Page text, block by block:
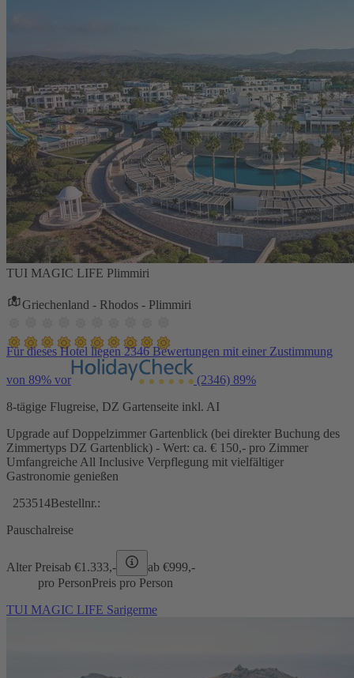
TUI MAGIC LIFE Plimmiri
Griechenland - Rhodos - Plimmiri
Für dieses Hotel liegen 2346 Bewertungen mit einer Zustimmung
von 89% vor (2346) 89%
8-tägige Flugreise, DZ Gartenseite inkl. AI
Upgrade auf Doppelzimmer Gartenblick (bei direkter Buchung des
Zimmertyps DZ Gartenblick) - Wert: ca. € 150,- pro Zimmer
Umfangreiche All Inclusive Verpflegung mit vielfältiger
Gastronomie genießen
253514Bestellnr.:
Pauschalreise
Alter Preisab €1.333,- ab €999,-
pro PersonPreis pro Person
TUI MAGIC LIFE Sarigerme